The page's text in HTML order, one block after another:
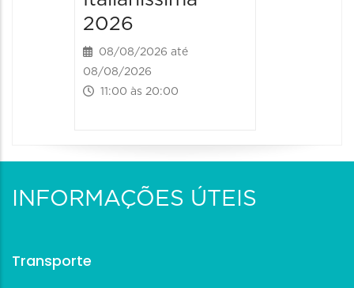
2026
08/08/2026 até
08/08/2026
11:00 às 20:00
INFORMAÇÕES ÚTEIS
Transporte